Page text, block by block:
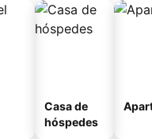
Casa de
hóspedes